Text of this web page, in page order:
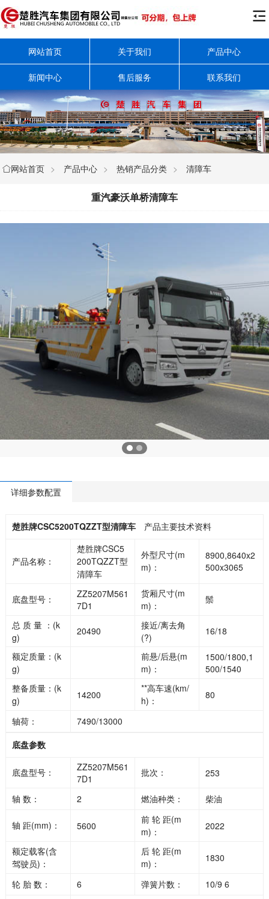

网站首页 关于我们 产品中心
新闻中心 售后服务 联系我们
网站首页 > 产品中心 > 热销产品分类 > 清障车
重汽豪沃单桥清障车
详细参数配置
楚胜牌CSC5200TQZZT型清障车产品主要技术资料
产品名称：
楚胜牌CSC5
200TQZZT型
清障车
外型尺寸(m
m)：
8900,8640x2
500x3065
底盘型号：
ZZ5207M561
7D1
货厢尺寸(m
m)：
鬃
总 质 量 ：(k
g)
20490
接近/离去角
(?)
16/18
额定质量：(k
g)
前悬/后悬(m
m)：
1500/1800,1
500/1540
整备质量：(k
g)
14200
**高车速(km/
h)：
80
轴荷：
7490/13000
底盘参数
底盘型号：
ZZ5207M561
7D1
批次： 253
轴 数： 2 燃油种类： 柴油
轴 距(mm)： 5600
前 轮 距(m
m)：
2022
额定载客(含
驾驶员)：
后 轮 距(m
m)：
1830
轮 胎 数： 6 弹簧片数：
10/9 6